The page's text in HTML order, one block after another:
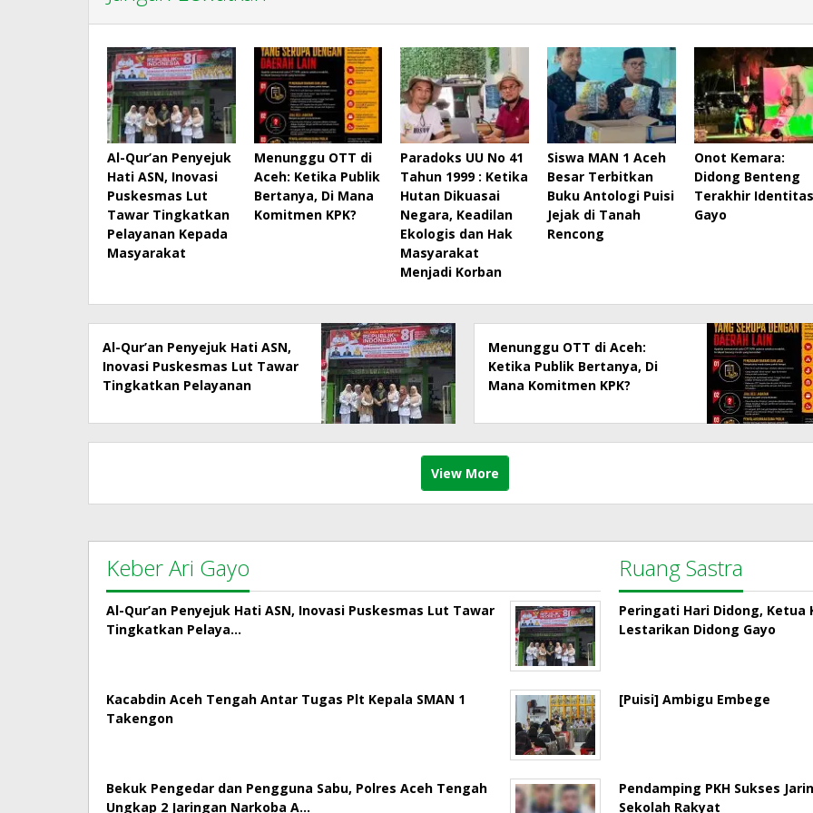
Al-Qur’an Penyejuk
Hati ASN, Inovasi
Puskesmas Lut
Tawar Tingkatkan
Pelayanan Kepada
Masyarakat
Menunggu OTT di
Aceh: Ketika Publik
Bertanya, Di Mana
Komitmen KPK?
Paradoks UU No 41
Tahun 1999 : Ketika
Hutan Dikuasai
Negara, Keadilan
Ekologis dan Hak
Masyarakat
Menjadi Korban
Siswa MAN 1 Aceh
Besar Terbitkan
Buku Antologi Puisi
Jejak di Tanah
Rencong
Onot Kemara:
Didong Benteng
Terakhir Identitas
Gayo
Al-Qur’an Penyejuk Hati ASN,
Inovasi Puskesmas Lut Tawar
Tingkatkan Pelayanan
Menunggu OTT di Aceh:
Ketika Publik Bertanya, Di
Mana Komitmen KPK?
View More
Keber Ari Gayo
Al-Qur’an Penyejuk Hati ASN, Inovasi Puskesmas Lut Tawar
Tingkatkan Pelaya…
Kacabdin Aceh Tengah Antar Tugas Plt Kepala SMAN 1
Takengon
Bekuk Pengedar dan Pengguna Sabu, Polres Aceh Tengah
Ungkap 2 Jaringan Narkoba A…
Ruang Sastra
Peringati Hari Didong, Ketua
Lestarikan Didong Gayo
[Puisi] Ambigu Embege
Pendamping PKH Sukses
Sekolah Rakyat